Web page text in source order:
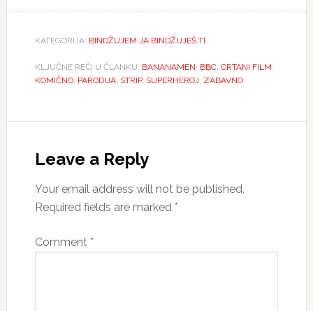
KATEGORIJA: BINDŽUJEM JA BINDŽUJEŠ TI
KLJUČNE REČI U ČLANKU: BANANAMEN, BBC, CRTANI FILM,
KOMIČNO, PARODIJA, STRIP, SUPERHEROJ, ZABAVNO
Interactions
Leave a Reply
Your email address will not be published.
Required fields are marked *
Comment *